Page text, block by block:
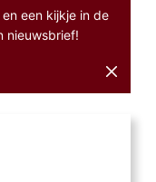
een kijkje in de
nieuwsbrief!